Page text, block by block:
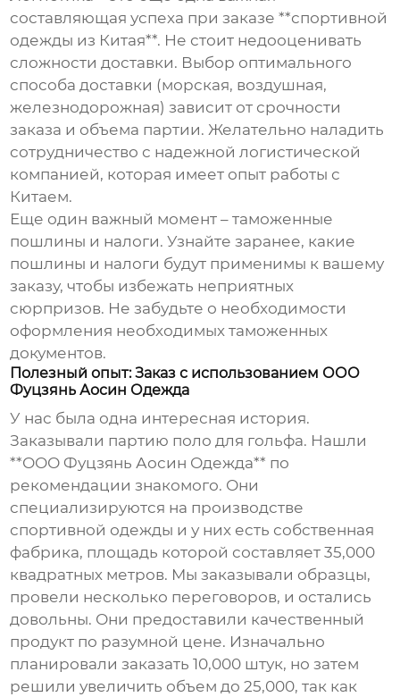
составляющая успеха при заказе **спортивной
одежды из Китая**. Не стоит недооценивать
сложности доставки. Выбор оптимального
способа доставки (морская, воздушная,
железнодорожная) зависит от срочности
заказа и объема партии. Желательно наладить
сотрудничество с надежной логистической
компанией, которая имеет опыт работы с
Китаем.
Еще один важный момент – таможенные
пошлины и налоги. Узнайте заранее, какие
пошлины и налоги будут применимы к вашему
заказу, чтобы избежать неприятных
сюрпризов. Не забудьте о необходимости
оформления необходимых таможенных
документов.
Полезный опыт: Заказ с использованием ООО
Фуцзянь Аосин Одежда
У нас была одна интересная история.
Заказывали партию поло для гольфа. Нашли
**ООО Фуцзянь Аосин Одежда** по
рекомендации знакомого. Они
специализируются на производстве
спортивной одежды и у них есть собственная
фабрика, площадь которой составляет 35,000
квадратных метров. Мы заказывали образцы,
провели несколько переговоров, и остались
довольны. Они предоставили качественный
продукт по разумной цене. Изначально
планировали заказать 10,000 штук, но затем
решили увеличить объем до 25,000, так как